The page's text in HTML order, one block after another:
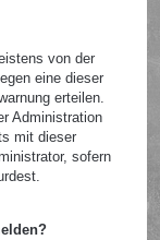
von der
eine dieser
erteilen.
Administration
mit dieser
sofern